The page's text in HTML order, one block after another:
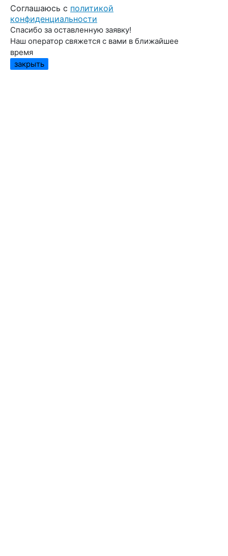
Cоглашаюсь с политикой
конфиденциальности
Спасибо за оставленную заявку!
Наш оператор свяжется с вами в ближайшее
время
закрыть